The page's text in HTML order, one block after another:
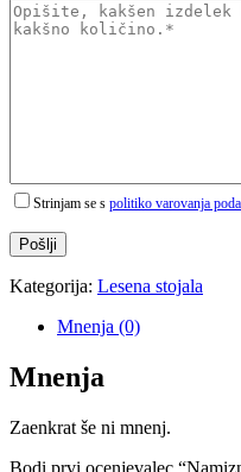
Strinjam se s politiko varovanja
Kategorija: Lesena stojala
Mnenja (0)
Mnenja
Zaenkrat še ni mnenj.